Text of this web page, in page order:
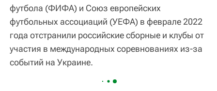
футбола (ФИФА) и Союз европейских
футбольных ассоциаций (УЕФА) в феврале 2022
года отстранили российские сборные и клубы от
участия в международных соревнованиях из-за
событий на Украине.